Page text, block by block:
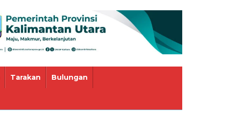
Tarakan Bulungan